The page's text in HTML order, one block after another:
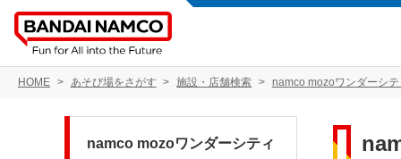
HOME あそび場をさがす 施設・店舗検索 namco mozoワンダーシ
namco mozoワンダーシティ